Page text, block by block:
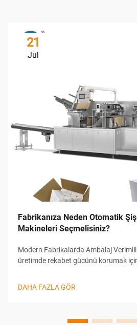
21
Jul
Fabrikanıza Neden Otomatik
Makineleri Seçmelisiniz?
Modern Fabrikalarda Ambalaj
üretimde rekabet gücünü korumak
plana çıktığı alanlardan biri, ambalaj
DAHA FAZLA GÖR